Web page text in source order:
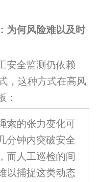
为何风险难以及时
安全监测仍依赖
，这种方式在高风
：
索的张力变化可
分钟内突破安全
而人工巡检的间
以捕捉这类动态